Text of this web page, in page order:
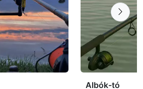
Albók-tó